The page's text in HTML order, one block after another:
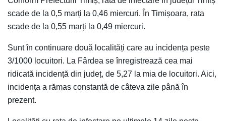
scade de la 0,5 marți la 0,46 miercuri. În Timișoara, rata
scade de la 0,55 marți la 0,49 miercuri.
Sunt în continuare două localități care au incidența peste
3/1000 locuitori. La Fârdea se înregistrează cea mai
ridicată incidență din județ, de 5,27 la mia de locuitori. Aici,
incidența a rămas constantă de câteva zile până în
prezent.